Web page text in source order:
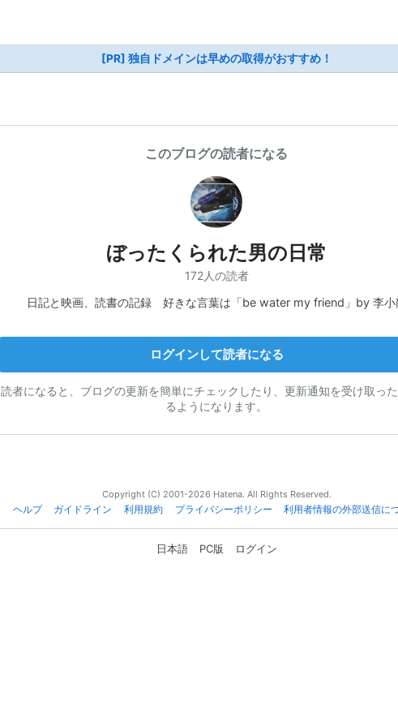
[PR] 独自ドメインは早めの取得がおすすめ！
このブログの読者になる
ぼったくられた男の日常
172人の読者
日記と映画、読書の記録 好きな言葉は「be water my friend」by 李小
ログインして読者になる
読者になると、ブログの更新を簡単にチェックしたり、更新通知を受け取っ
るようになります。
Copyright (C) 2001-2026 Hatena. All Rights Reserved.
ヘルプ
ガイドライン 利用規約 プライバシーポリシー 利用者情報の外部送信に
日本語 PC版 ログイン